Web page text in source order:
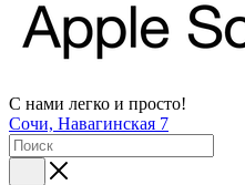
С нами легко и просто!
Сочи, Навагинская 7